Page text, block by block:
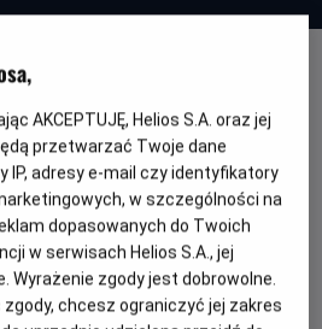
łabędzie – premiera na
Minimalny
wiek
Od 10 lat
Kraj
i
rok
produkcji
Wielka Brytania (2024)
AKCEPTUJĘ, Helios S.A. oraz jej
przetwarzać Twoje dane
IP, adresy e-mail czy identyfikatory
w szczególności na
dopasowanych do Twoich
w serwisach Helios S.A., jej
Wyrażenie zgody jest dobrowolne.
chcesz ograniczyć jej zakres